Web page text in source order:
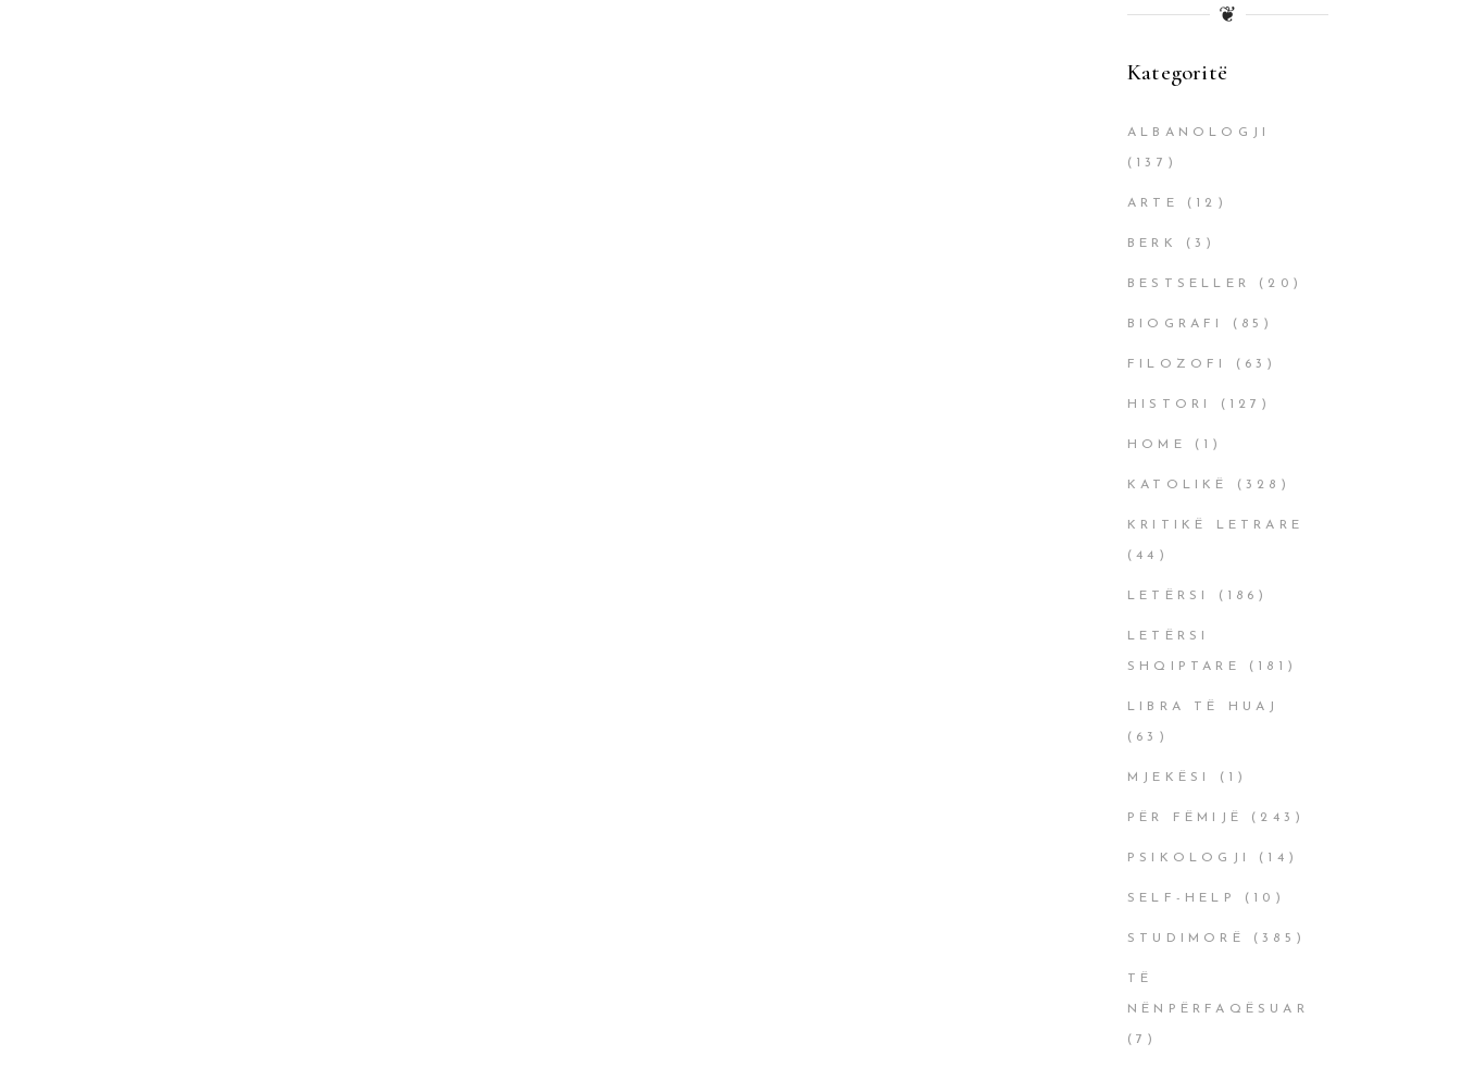
❦
Kategoritë
ALBANOLOGJI
(137)
ARTE (12)
BERK (3)
BESTSELLER (20)
BIOGRAFI (85)
FILOZOFI (63)
HISTORI (127)
HOME (1)
KATOLIKË (328)
KRITIKË LETRARE
(44)
LETËRSI (186)
LETËRSI
SHQIPTARE (181)
LIBRA TË HUAJ
(63)
MJEKËSI (1)
PËR FËMIJË (243)
PSIKOLOGJI (14)
SELF-HELP (10)
STUDIMORË (385)
TË
NËNPËRFAQËSUAR
(7)